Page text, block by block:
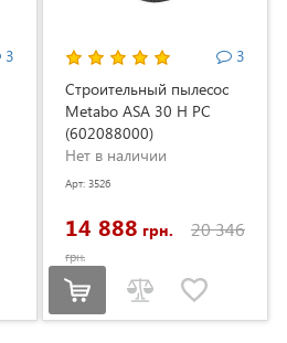
3
3
Строительный пылесос
Metabo ASA 30 H PC
(602088000)
Нет в наличии
Арт: 3526
14 888 грн. 20 346
грн.